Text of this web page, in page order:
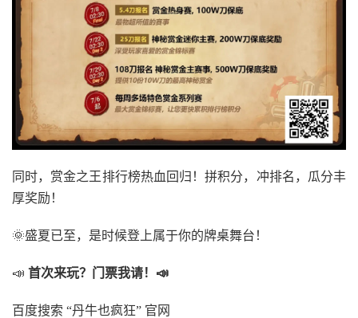
同时，赏金之王排行榜热血回归！拼积分，冲排名，瓜分丰
厚奖励！
🌞盛夏已至，是时候登上属于你的牌桌舞台！
📣 首次来玩？门票我请！📣
百度搜索 “丹牛也疯狂” 官网